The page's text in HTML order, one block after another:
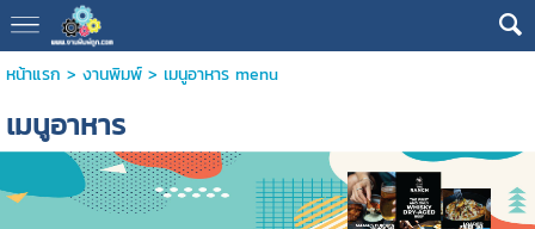
หน้าแรก > งานพิมพ์> เมนูอาหาร menu
เมนูอาหาร